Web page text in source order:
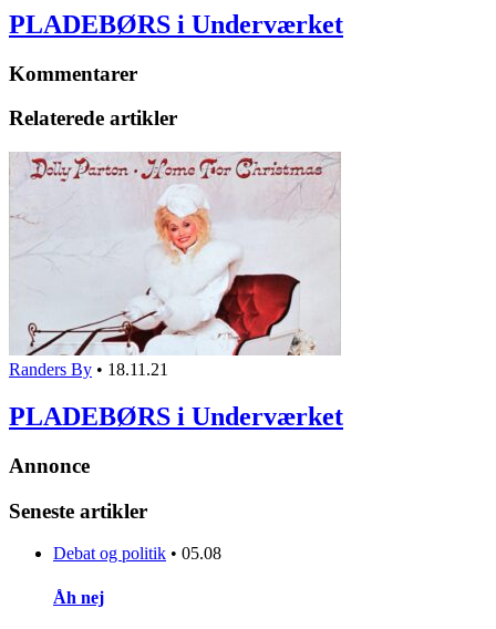
PLADEBØRS i Underværket
Kommentarer
Relaterede artikler
Randers By • 18.11.21
PLADEBØRS i Underværket
Annonce
Seneste artikler
Debat og politik • 05.08
Åh nej